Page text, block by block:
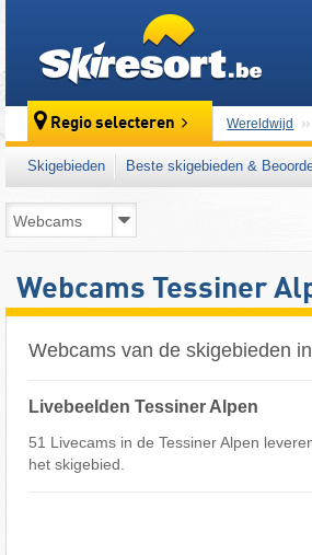
Regio selecteren Wereldwijd
Skigebieden Beste skigebieden &
Webcams Tessiner
Webcams van de skigebieden
Livebeelden Tessiner Alpen
51 Livecams in de Tessiner Alpen
het skigebied.